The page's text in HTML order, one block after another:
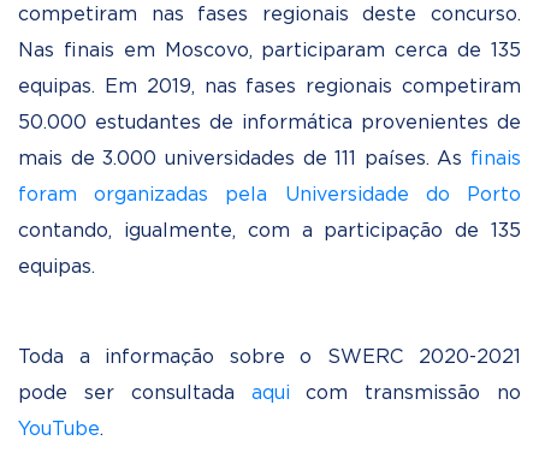
competiram nas fases regionais deste concurso.
Nas finais em Moscovo, participaram cerca de 135
equipas. Em 2019, nas fases regionais competiram
50.000 estudantes de informática provenientes de
mais de 3.000 universidades de 111 países. As finais
foram organizadas pela Universidade do Porto
contando, igualmente, com a participação de 135
equipas.
Toda a informação sobre o SWERC 2020-2021
pode ser consultada aqui com transmissão no
YouTube.